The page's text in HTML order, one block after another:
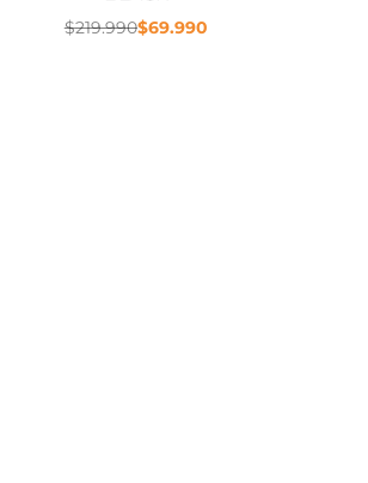
$219.990$69.990